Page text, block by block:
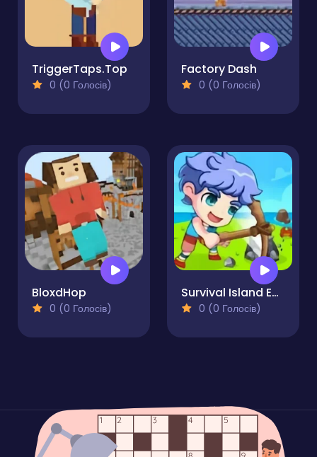
TriggerTaps.Top
0 (0 Голосів)
Factory Dash
0 (0 Голосів)
BloxdHop
0 (0 Голосів)
Survival Island EVO
0 (0 Голосів)